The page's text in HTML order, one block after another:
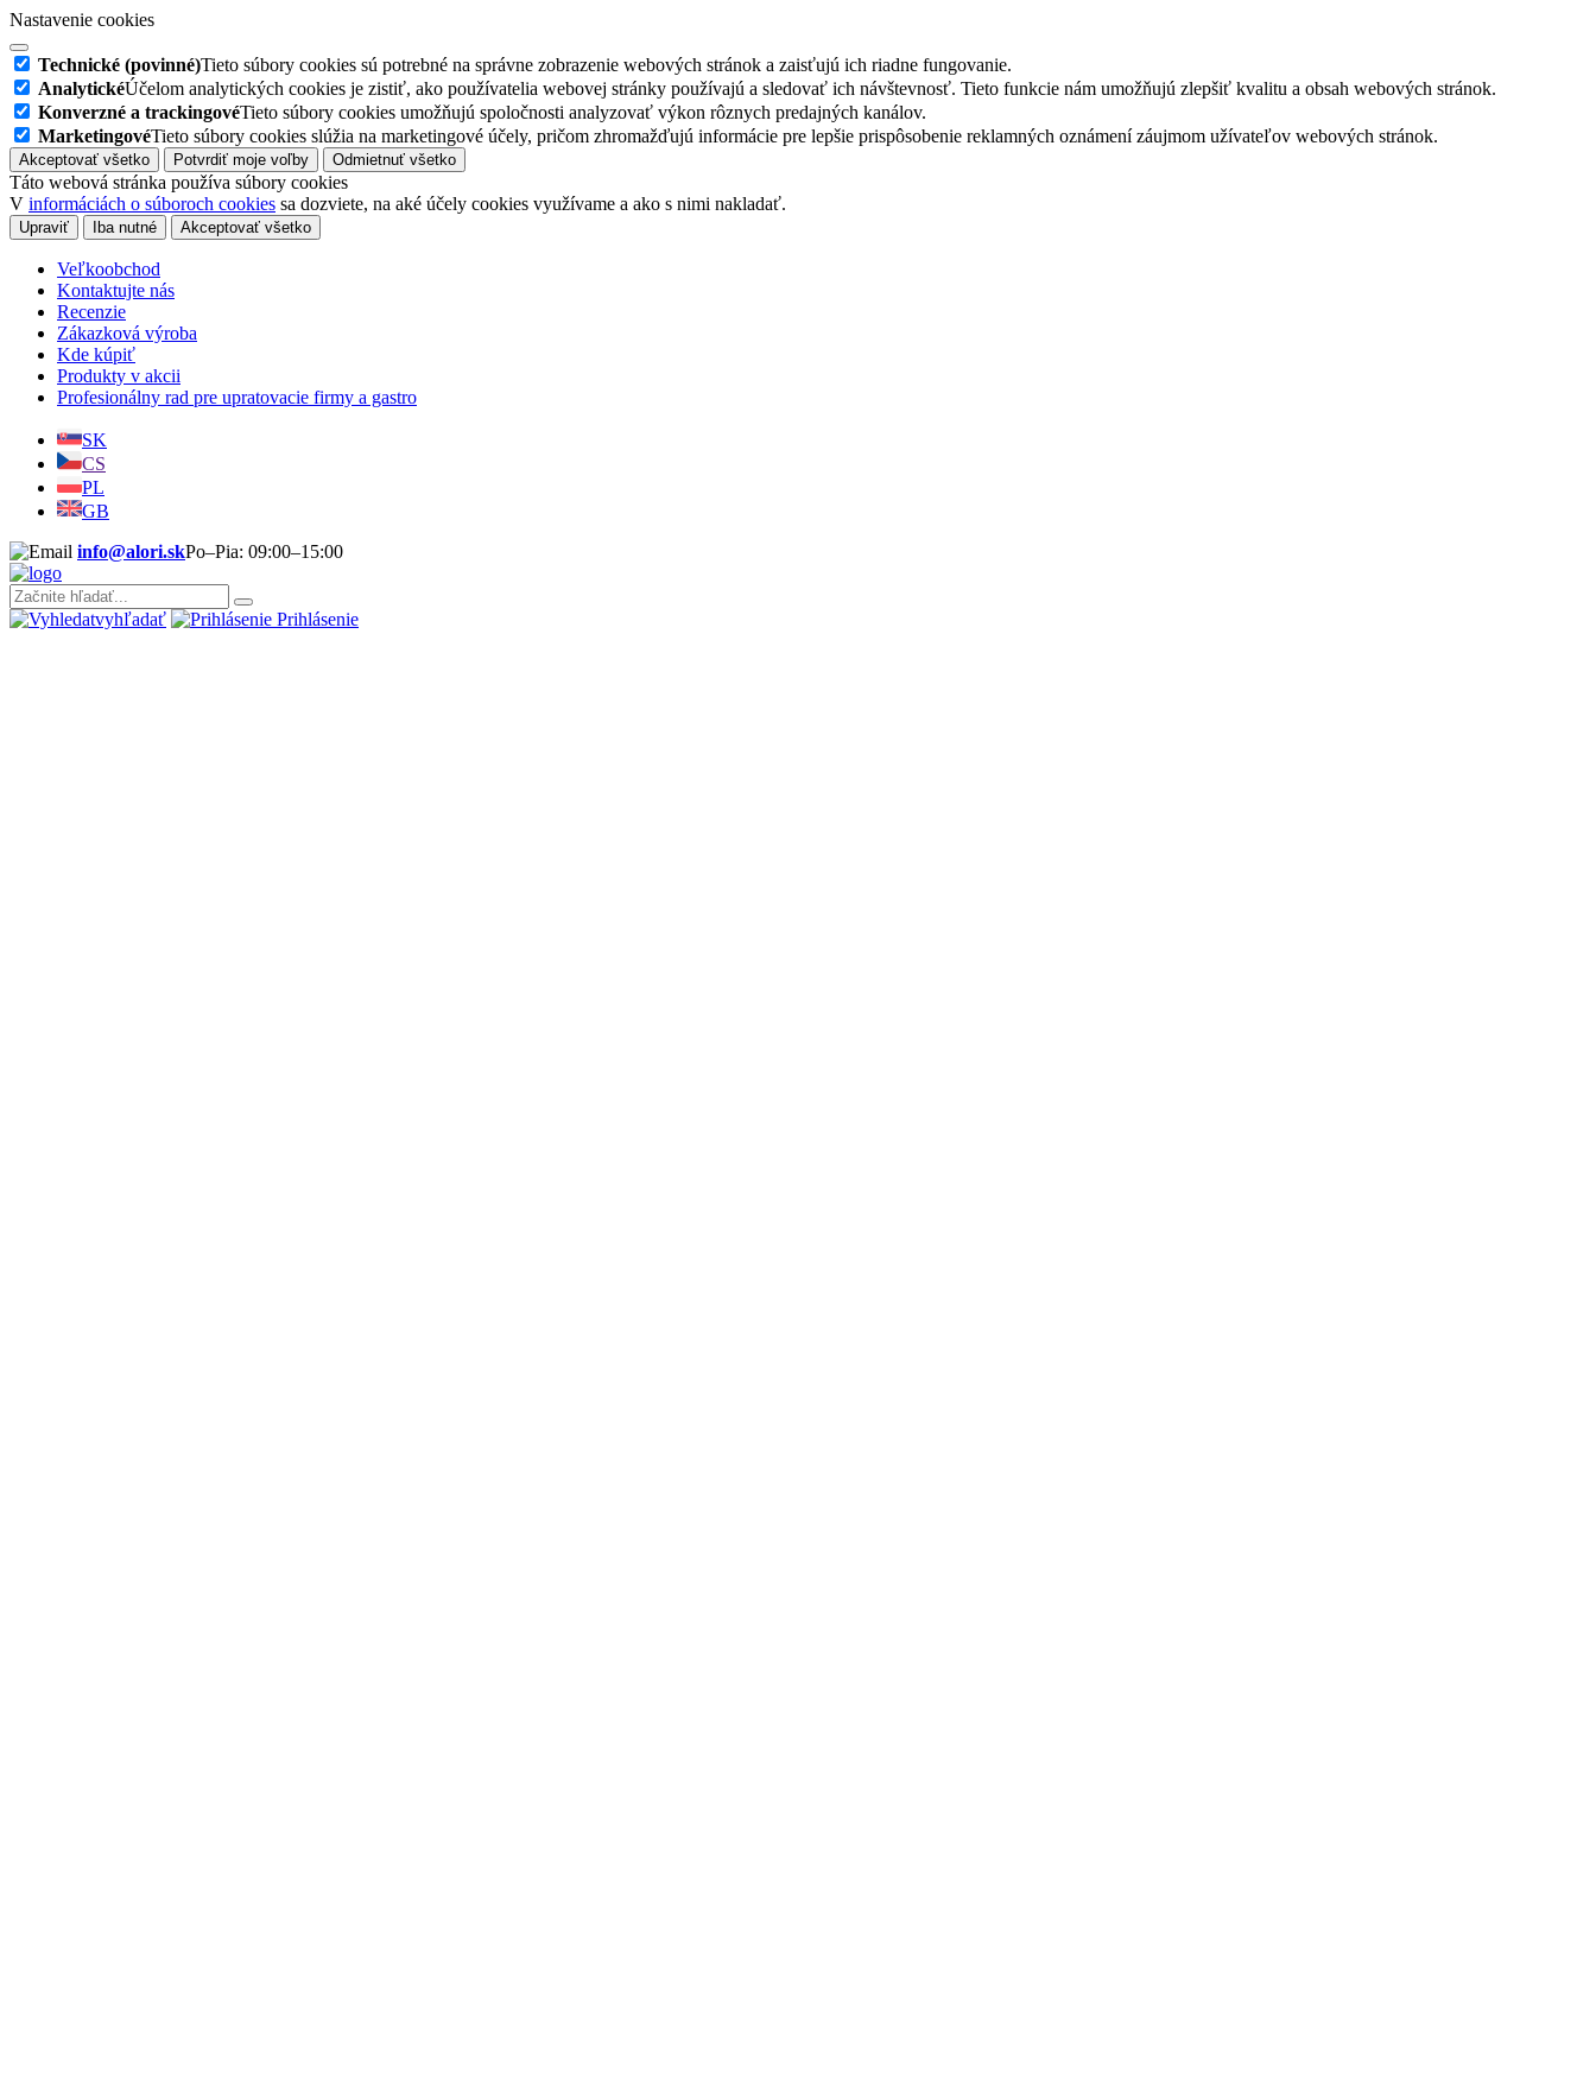
Nastavenie cookies
Technické (povinné)Tieto súbory cookies sú potrebné na správne zobrazenie webových stránok a zaisťujú ich riadne fungovanie.
AnalytickéÚčelom analytických cookies je zistiť, ako používatelia webovej stránky používajú a sledovať ich návštevnosť. Tieto funkcie nám umožňujú zlepšiť kvalitu a obsah webových stránok.
Konverzné a trackingovéTieto súbory cookies umožňujú spoločnosti analyzovať výkon rôznych predajných kanálov.
MarketingovéTieto súbory cookies slúžia na marketingové účely, pričom zhromažďujú informácie pre lepšie prispôsobenie reklamných oznámení záujmom užívateľov webových stránok.
Akceptovať všetko Potvrdiť moje voľby Odmietnuť všetko
Táto webová stránka používa súbory cookies
V informáciách o súboroch cookies sa dozviete, na aké účely cookies využívame a ako s nimi nakladať.
Upraviť Iba nutné Akceptovať všetko
Veľkoobchod
Kontaktujte nás
Recenzie
Zákazková výroba
Kde kúpiť
Produkty v akcii
Profesionálny rad pre upratovacie firmy a gastro
SK
CS
PL
GB
info@alori.skPo–Pia: 09:00–15:00
vyhľadať Prihlásenie